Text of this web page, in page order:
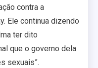
contra a
Ele continua dizendo
ter dito
que o governo dela
sexuais”.